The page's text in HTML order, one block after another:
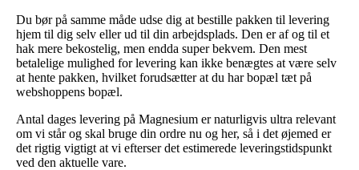
Du bør på samme måde udse dig at bestille pakken til levering
hjem til dig selv eller ud til din arbejdsplads. Den er af og til et
hak mere bekostelig, men endda super bekvem. Den mest
betalelige mulighed for levering kan ikke benægtes at være selv
at hente pakken, hvilket forudsætter at du har bopæl tæt på
webshoppens bopæl.
Antal dages levering på Magnesium er naturligvis ultra relevant
om vi står og skal bruge din ordre nu og her, så i det øjemed er
det rigtig vigtigt at vi efterser det estimerede leveringstidspunkt
ved den aktuelle vare.